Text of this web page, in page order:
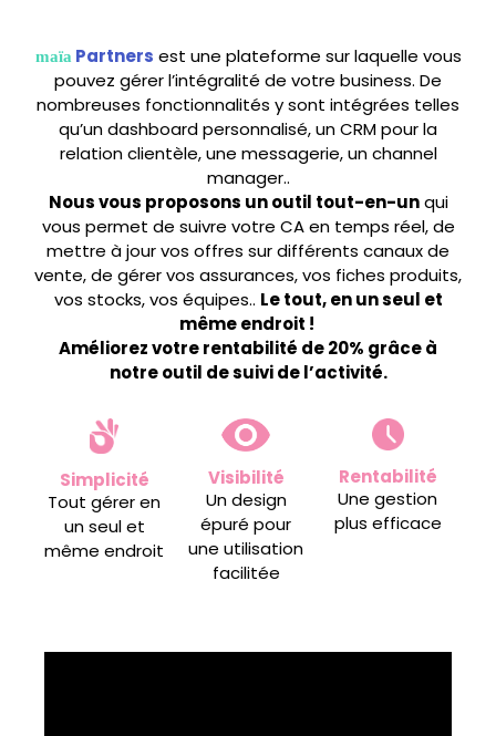
maïa Partners est une plateforme sur laquelle vous
pouvez gérer l’intégralité de votre business. De
nombreuses fonctionnalités y sont intégrées telles
qu’un dashboard personnalisé, un CRM pour la
relation clientèle, une messagerie, un channel
manager..
Nous vous proposons un outil tout-en-unqui
vous permet de suivre votre CA en temps réel, de
mettre à jour vos offres sur différents canaux de
vente, de gérer vos assurances, vos fiches produits,
vos stocks, vos équipes.. Le tout, en un seul et
même endroit !
Améliorez votre rentabilité de 20% grâce à
notre outil de suivi de l’activité.
Simplicité
Tout gérer en
un seul et
même endroit
Visibilité
Un design
épuré pour
une utilisation
facilitée
Rentabilité
Une gestion
plus efficace